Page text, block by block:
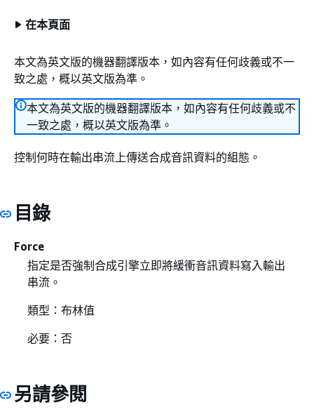
在本頁面
本文為英文版的機器翻譯版本，如內容有任何歧義或不一
致之處，概以英文版為準。
本文為英文版的機器翻譯版本，如內容有任何歧義或不
一致之處，概以英文版為準。
控制何時在輸出串流上傳送合成音訊資料的組態。
目錄
Force
指定是否強制合成引擎立即將緩衝音訊資料寫入輸出
串流。
類型：布林值
必要：否
另請參閱